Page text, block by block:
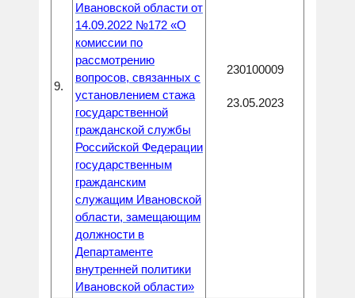
9.
Ивановской области от
14.09.2022 №172 «О
комиссии по
рассмотрению
вопросов, связанных с
установлением стажа
государственной
гражданской службы
Российской Федерации
государственным
гражданским
служащим Ивановской
области, замещающим
должности в
Департаменте
внутренней политики
Ивановской области»
230100009
23.05.2023